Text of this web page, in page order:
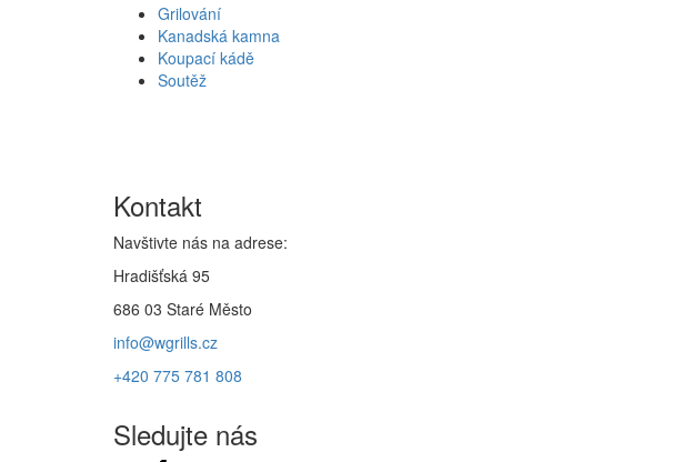
Grilování
Kanadská kamna
Koupací kádě
Soutěž
Kontakt
Navštivte nás na adrese:
Hradišťská 95
686 03 Staré Město
info@wgrills.cz
+420 775 781 808
Sledujte nás